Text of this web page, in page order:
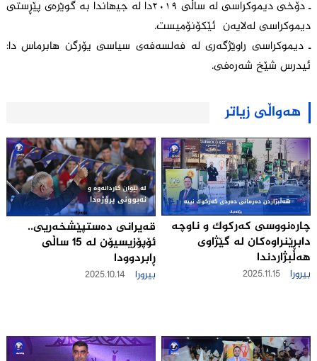
ـ دۆخی دیموکراسی لە ساڵی ٢٠١٩دا لە جیھاندا بە گوێرەی پێڕستی
دیموکراسی لەلایەن ئێکۆنۆمیست.
ـ دیموکراسی راوێژگەری لە فەلسەفەی سیاسی یۆرگن هابرماس دا:
ئیدرس شێخ شەرەفی.
هەواڵی زیاتر
چاره‌نووسی كه‌ركوك و ناوچه‌
دابڕێنراوه‌كان له‌ گێژاوی
هه‌ڵبژاردندا
بیرورا 2025.11.15
قەیرانی ده‌ستپێشخه‌ریی..
ئۆپۆزیسیۆن له‌ 15 ساڵی
ڕابردوودا
بیرورا 2025.10.14